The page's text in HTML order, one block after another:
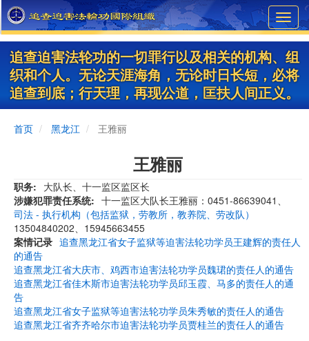
Skip
to
main
content
追查迫害法轮功的一切罪行以及相关的机构、组
织和个人。无论天涯海角，无论时日长短，必将
追查到底；行天理，再现公道，匡扶人间正义。
首页 黑龙江 王雅丽
王雅丽
职务
大队长、十一监区监区长
涉嫌犯罪责任系统
司法 - 执行机构（包括监狱，劳教所，教养院、劳改队）
十一监区大队长王雅丽：0451-86639041、
13504840202、15945663455
案情记录 追查黑龙江省女子监狱等迫害法轮功学员王建辉的责任人
的通告
追查黑龙江省大庆市、鸡西市迫害法轮功学员魏珺的责任人的通告
追查黑龙江省佳木斯市迫害法轮功学员邱玉霞、马多的责任人的通
告
追查黑龙江省女子监狱等迫害法轮功学员朱秀敏的责任人的通告
追查黑龙江省齐齐哈尔市迫害法轮功学员贾桂兰的责任人的通告